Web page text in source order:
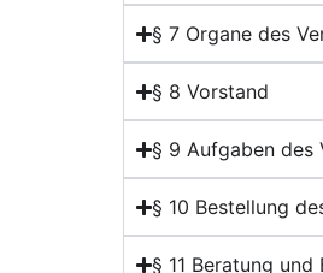
§ 7 Organe des
§ 8 Vorstand
§ 9 Aufgaben des
§ 10 Bestellung
§ 11 Beratung